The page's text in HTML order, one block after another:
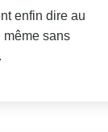
enfin dire au
même sans